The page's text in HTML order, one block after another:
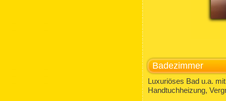
Badezimmer
Luxuriöses Bad u.a.
Handtuchheizung,